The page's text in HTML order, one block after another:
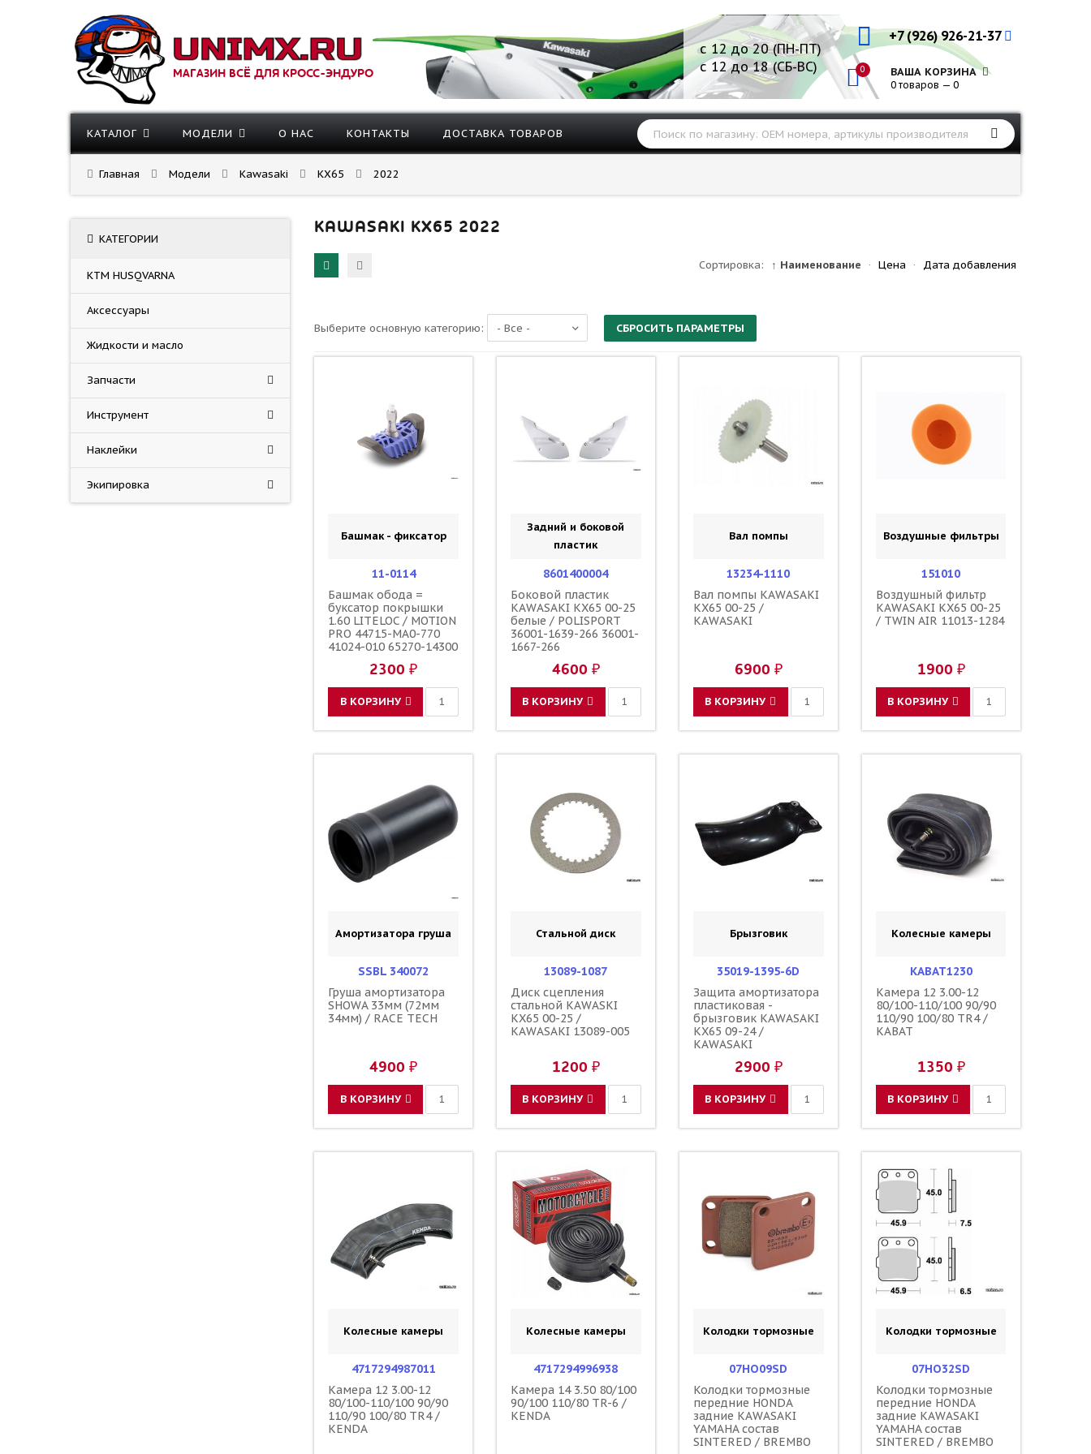
МАГАЗИН ВСЁ ДЛЯ КРОСС-ЭНДУРО
+7 (926) 926-21-37
0 ВАША КОРЗИНА
0 товаров — 0
с 12 до 20 (ПН-ПТ)
с 12 до 18 (СБ-ВС)
КАТАЛОГ МОДЕЛИ О НАС КОНТАКТЫ ДОСТАВКА ТОВАРОВ
Главная Модели Kawasaki KX65 2022
KAWASAKI KX65 2022
Сортировка: ↑ Наименование · Цена · Дата добавления
Выберите основную категорию:
Башмак - фиксатор
11-0114
Башмак обода =
буксатор покрышки
1.60 LITELOC / MOTION
PRO 44715-MA0-770
41024-010 65270-14300
2300 ₽
В КОРЗИНУ
Задний и боковой
пластик
8601400004
Боковой пластик
KAWASAKI KX65 00-25
белые / POLISPORT
36001-1639-266 36001-
1667-266
4600 ₽
В КОРЗИНУ
Вал помпы
13234-1110
Вал помпы KAWASAKI
KX65 00-25 /
KAWASAKI
6900 ₽
В КОРЗИНУ
Воздушные фильтры
151010
Воздушный фильтр
KAWASAKI KX65 00-25
/ TWIN AIR 11013-1284
1900 ₽
В КОРЗИНУ
Амортизатора груша
SSBL 340072
Груша амортизатора
SHOWA 33мм (72мм
34мм) / RACE TECH
4900 ₽
В КОРЗИНУ
Стальной диск
13089-1087
Диск сцепления
стальной KAWASKI
KX65 00-25 /
KAWASAKI 13089-005
1200 ₽
В КОРЗИНУ
Брызговик
35019-1395-6D
Защита амортизатора
пластиковая -
брызговик KAWASAKI
KX65 09-24 /
KAWASAKI
2900 ₽
В КОРЗИНУ
Колесные камеры
KABAT1230
Камера 12 3.00-12
80/100-110/100 90/90
110/90 100/80 TR4 /
KABAT
1350 ₽
В КОРЗИНУ
Колесные камеры
4717294987011
Камера 12 3.00-12
80/100-110/100 90/90
110/90 100/80 TR4 /
KENDA
Колесные камеры
4717294996938
Камера 14 3.50 80/100
90/100 110/80 TR-6 /
KENDA
Колодки тормозные
07HO09SD
Колодки тормозные
передние HONDA
задние KAWASAKI
YAMAHA состав
SINTERED / BREMBO
Колодки тормозные
07HO32SD
Колодки тормозные
передние HONDA
задние KAWASAKI
YAMAHA состав
SINTERED / BREMBO
КАТЕГОРИИ
KTM HUSQVARNA
Аксессуары
Жидкости и масло
Запчасти
Инструмент
Наклейки
Экипировка